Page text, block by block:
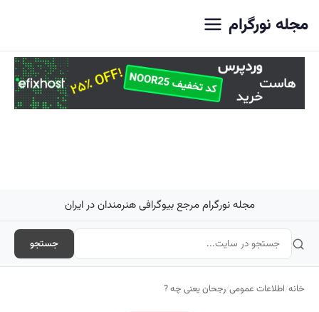
مجله نورگرام
مجله نورگرام مرجع بیوگرافی هنرمندان در ایران
جستجو
خانه/اطلاعات عمومی/رجحان یعنی چه ?